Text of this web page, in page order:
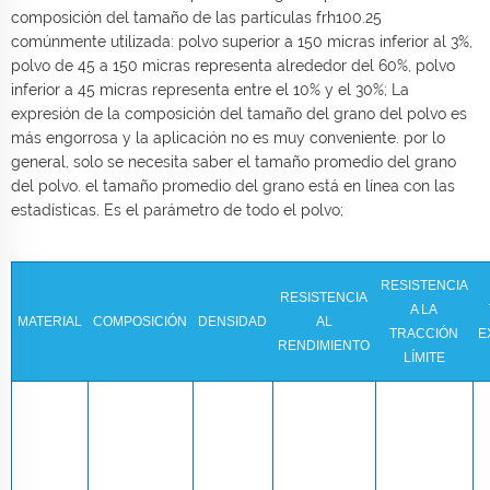
composición del tamaño de las partículas frh100.25
comúnmente utilizada: polvo superior a 150 micras inferior al 3%,
polvo de 45 a 150 micras representa alrededor del 60%, polvo
inferior a 45 micras representa entre el 10% y el 30%; La
expresión de la composición del tamaño del grano del polvo es
más engorrosa y la aplicación no es muy conveniente. por lo
general, solo se necesita saber el tamaño promedio del grano
del polvo. el tamaño promedio del grano está en línea con las
estadísticas. Es el parámetro de todo el polvo;
MATERIAL COMPOSICIÓN DENSIDAD
RESISTENCIA
AL
RENDIMIENTO
RESISTENCIA
A LA
TRACCIÓN
LÍMITE